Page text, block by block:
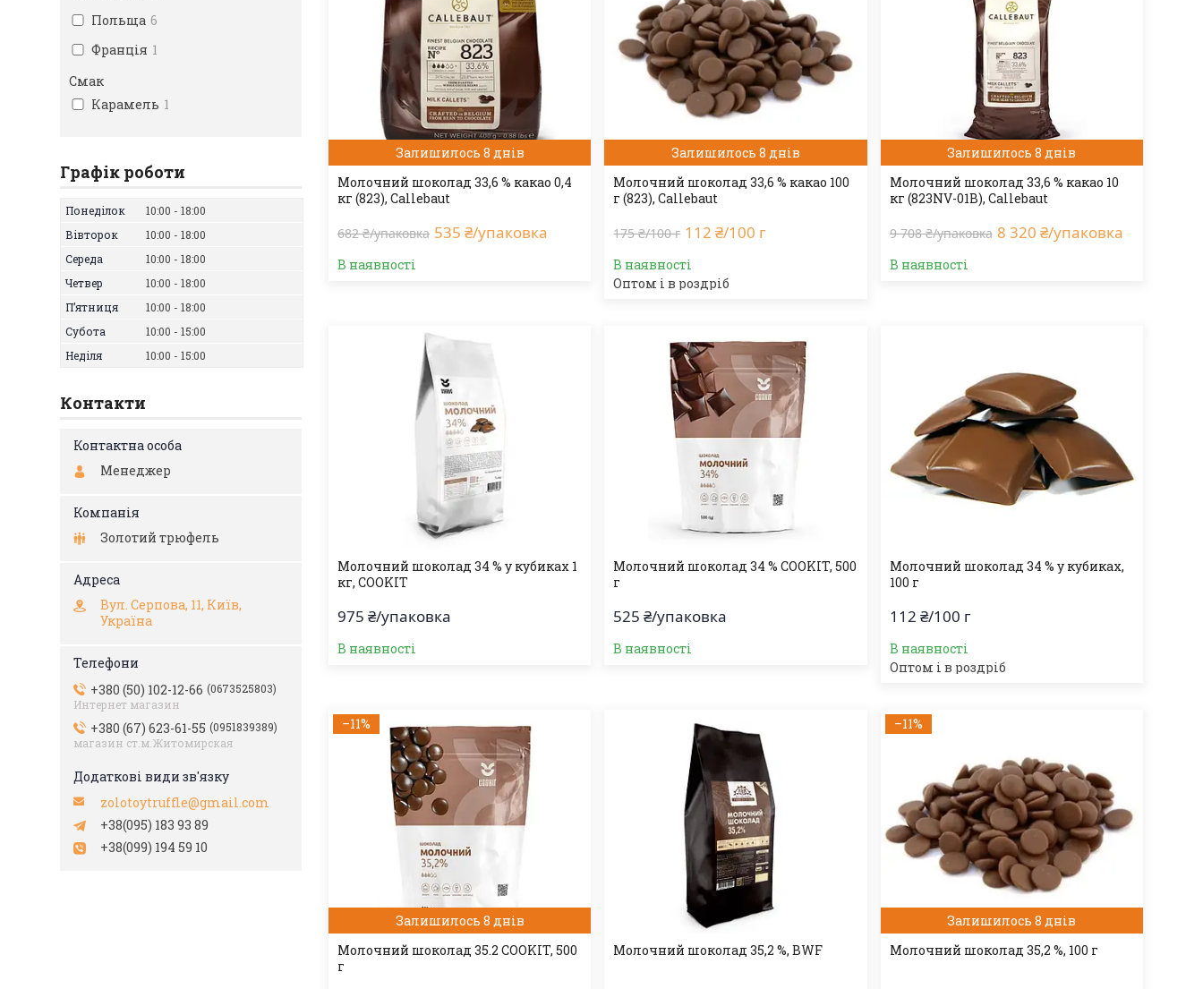
Залишилось 8 днів
Молочний шоколад 33,6 % какао 0,4
кг (823), Callebaut
682 ₴/упаковка 535 ₴/упаковка
В наявності
Залишилось 8 днів
Молочний шоколад 33,6 % какао 100
г (823), Callebaut
175 ₴/100 г 112 ₴/100 г
В наявності
Оптом і в роздріб
Залишилось 8 днів
Молочний шоколад 33,6 % какао 10
кг (823NV-01B), Callebaut
9 708 ₴/упаковка 8 320 ₴/упаковка
В наявності
Молочний шоколад 34 % у кубиках 1
кг, COOKIT
975 ₴/упаковка
В наявності
Молочний шоколад 34 % COOKIT, 500
г
525 ₴/упаковка
В наявності
Молочний шоколад 34 % у кубиках,
100 г
112 ₴/100 г
В наявності
Оптом і в роздріб
–11%
Залишилось 8 днів
Молочний шоколад 35.2 COOKIT, 500
г
Молочний шоколад 35,2 %, BWF
–11%
Залишилось 8 днів
Молочний шоколад 35,2 %, 100 г
Польща 6
Франція 1
Смак
Карамель 1
Графік роботи
Понеділок 10:00
18:00
Вівторок
10:00
18:00
Середа
10:00
18:00
Четвер
10:00
18:00
Пʼятниця
10:00
18:00
Субота
10:00
15:00
Неділя
10:00 15:00
Контакти
Менеджер
Золотий трюфель
Вул. Серпова, 11, Київ,
Україна
+380 (50) 102-12-66 0673525803
Интернет магазин
+380 (67) 623-61-55 0951839389
магазин ст.м.Житомирская
zolotoytruffle@gmail.com
+38(095) 183 93 89
+38(099) 194 59 10